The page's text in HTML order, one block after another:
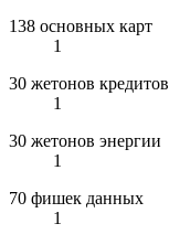
138 основных карт
1
30 жетонов кредитов
1
30 жетонов энергии
1
70 фишек данных
1